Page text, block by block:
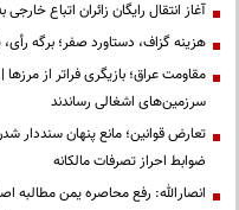
آغاز انتقال رایگان زائران اتباع خارجی
هزینه گزاف، دستاورد صفر؛ برگه
مقاومت عراق؛ بازیگری فراتر از مرزها
سرزمین‌های اشغالی رساندند
تعارض قوانین؛ مانع پنهان سنددار
ضوابط احراز تصرفات مالکانه
انصارالله: رفع محاصره یمن مطالبه